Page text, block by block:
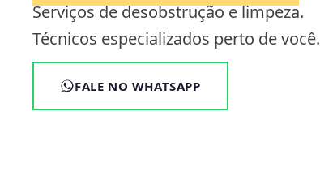
Serviços de desobstrução e limpeza.
Técnicos especializados perto de você.
FALE NO WHATSAPP